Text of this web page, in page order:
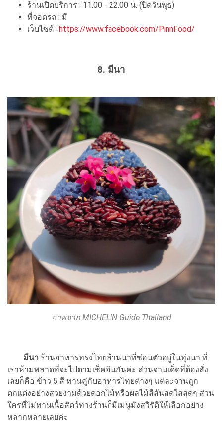
ร้านเปิดบริการ : 11.00 - 22.00 น. (ปิดวันพุธ)
ที่จอดรถ : มี
เว็บไซต์ : https://www.facebook.com/PinnFood/
8. มีนา
ภาพจาก MICHELIN Guide Thailand
มีนา ร้านอาหารทรงไทยล้านนาที่ซ่อนตัวอยู่ในทุ่งนา ที่
เราห้ามพลาดที่จะไปตามเช็คอินกันค่ะ ส่วนจานเด็ดที่ต้องสั่ง
เลยก็คือ ข้าว 5 สี ทานคู่กับอาหารไทยต่างๆ แต่ละจานถูก
ตกแต่งอย่างสวยงามด้วยดอกไม้หรือผลไม้สีสันสดใสสุดๆ ส่วน
ใครที่ไม่ทานเนื้อสัตว์ทางร้านก็มีเมนูมังสวิรัติให้เลือกอย่าง
หลากหลายเลยค่ะ